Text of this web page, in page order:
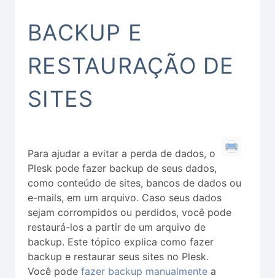
BACKUP E
RESTAURAÇÃO DE
SITES
Para ajudar a evitar a perda de dados, o
Plesk pode fazer backup de seus dados,
como conteúdo de sites, bancos de dados ou
e-mails, em um arquivo. Caso seus dados
sejam corrompidos ou perdidos, você pode
restaurá-los a partir de um arquivo de
backup. Este tópico explica como fazer
backup e restaurar seus sites no Plesk.
Você pode fazer backup manualmente a